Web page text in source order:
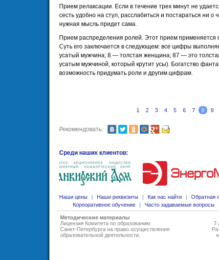
Прием релаксации. Если в течение трех минут не
сесть удобно на стул, расслабиться и постараться ни
нужная мысль придет сама.
Прием распределения ролей. Этот прием применяется
Суть его заключается в следующем: все цифры
усатый мужчина; 8 — толстая женщина; 87 — это
усатым мужчиной, который крутит усы). Богатство
возможность придумать роли и другим цифрам.
1 2 3 4 5 6 7 8 9
Рекомендовать:
Среди наших клиентов:
Наши цены | Наши реквизиты | Как нас найти |
Обратная
Корпоративное обучение
| Часто задаваемые вопросы
Методические материалы
Лицензия Комитета по образованию
Санкт-Петербурга на право осуществления
образовательной деятельности
7